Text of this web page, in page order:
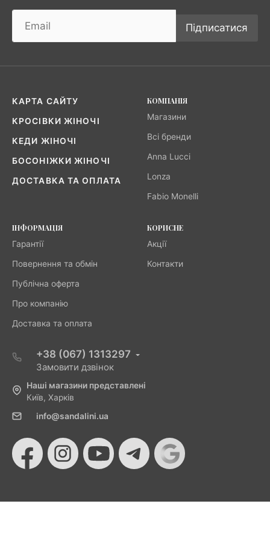
Підписатися
КАРТА САЙТУ
КРОСІВКИ ЖІНОЧІ
КЕДИ ЖІНОЧІ
БОСОНІЖКИ ЖІНОЧІ
ДОСТАВКА ТА ОПЛАТА
КОМПАНІЯ
Магазини
Всі бренди
Anna Lucci
Lonza
Fabio Monelli
ІНФОРМАЦІЯ
Гарантії
Повернення та обмін
Публічна оферта
Про компанію
Доставка та оплата
КОРИСНЕ
Акції
Контакти
+38 (067) 1313297
Замовити дзвінок
Наші магазини представлені
Київ, Харків
info@sandalini.ua